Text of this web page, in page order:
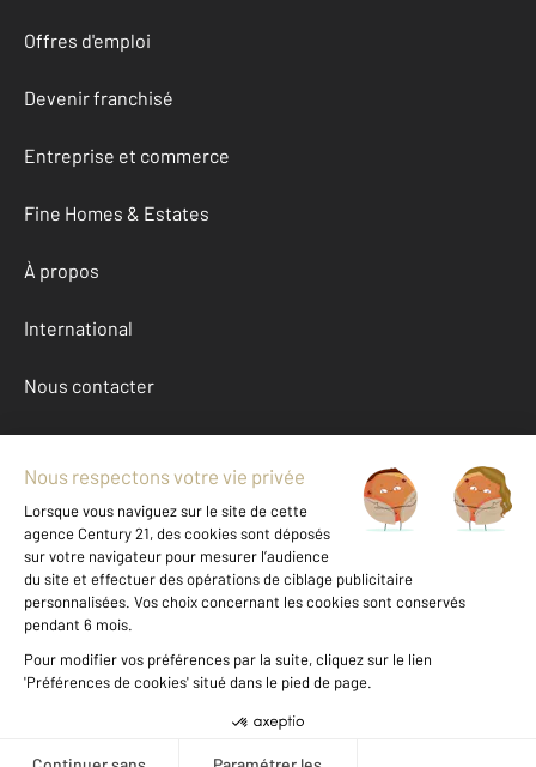
Offres d'emploi
Devenir franchisé
Entreprise et commerce
Fine Homes & Estates
À propos
International
Nous contacter
Mentions légales & CGU et Barèmes d'honoraires
Données personnelles
Gestionnaire des cookies
Achat appartement autour de NICE (06000)